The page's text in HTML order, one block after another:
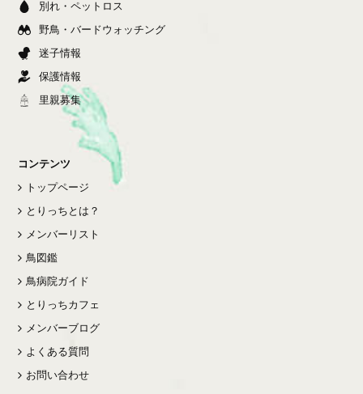
別れ・ペットロス
野鳥・バードウォッチング
迷子情報
保護情報
里親募集
コンテンツ
トップページ
とりっちとは？
メンバーリスト
鳥図鑑
鳥病院ガイド
とりっちカフェ
メンバーブログ
よくある質問
お問い合わせ